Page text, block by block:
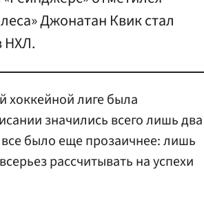
Джонатан Квик стал
НХЛ.
хоккейной лиге была
значились всего лишь два
было еще прозаичнее: лишь
рассчитывать на успехи